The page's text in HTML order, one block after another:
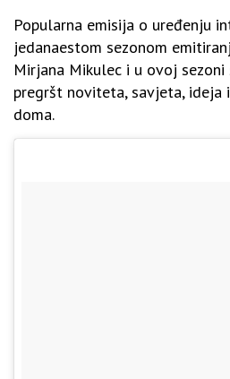
Popularna emisija o uređenju
jedanaestom sezonom
Mirjana Mikulec i u ovoj
pregršt noviteta, savjeta, ideja
doma.